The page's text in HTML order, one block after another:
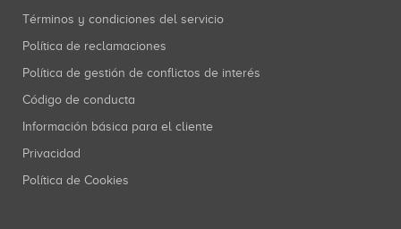
Términos y condiciones del servicio
Política de reclamaciones
Política de gestión de conflictos de interés
Código de conducta
Información básica para el cliente
Privacidad
Política de Cookies